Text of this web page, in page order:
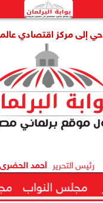



رئيس التحرير أحمد الحضرى
مجلس النواب